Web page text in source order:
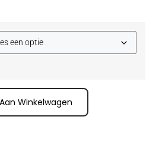
Winkelwagen